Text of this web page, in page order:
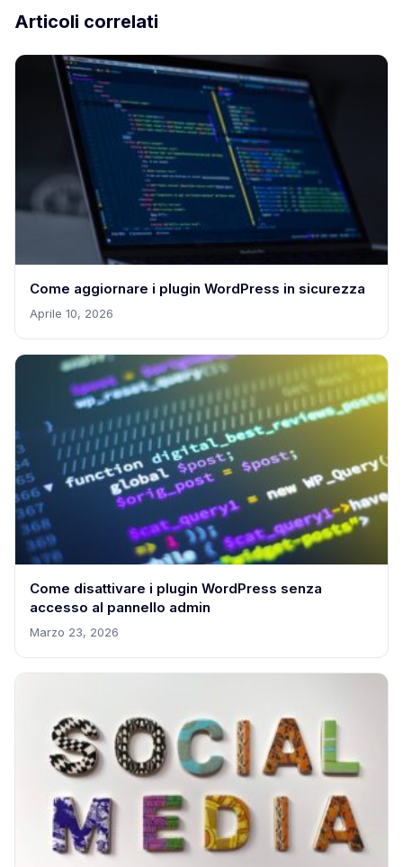
Articoli correlati
Come aggiornare i plugin WordPress in sicurezza
Aprile 10, 2026
Come disattivare i plugin WordPress senza
accesso al pannello admin
Marzo 23, 2026